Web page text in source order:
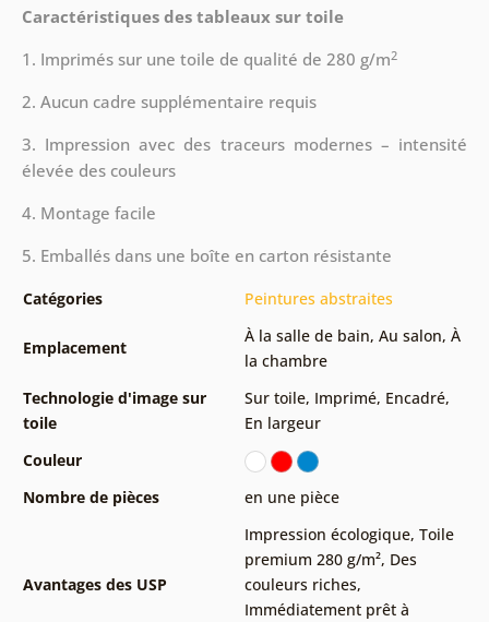
Caractéristiques des tableaux sur toile
1. Imprimés sur une toile de qualité de 280 g/m2
2. Aucun cadre supplémentaire requis
3. Impression avec des traceurs modernes – intensité
élevée des couleurs
4. Montage facile
5. Emballés dans une boîte en carton résistante
Catégories Peintures abstraites
Emplacement
À la salle de bain, Au salon, À
la chambre
Technologie d'image sur
toile
Sur toile, Imprimé, Encadré,
En largeur
Couleur
Nombre de pièces
en une pièce
Avantages des USP
Impression écologique, Toile
premium 280 g/m², Des
couleurs riches,
Immédiatement prêt à